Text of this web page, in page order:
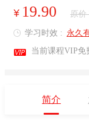
¥ 19.90 原价
 学习时效 : 永久
 当前课程VIP免
简介